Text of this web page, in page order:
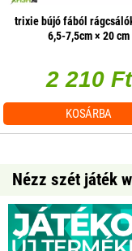
trixie bújó fából
6,5-7,5cm × 20 cm
2 210 Ft
KOSÁRBA
Nézz szét játék